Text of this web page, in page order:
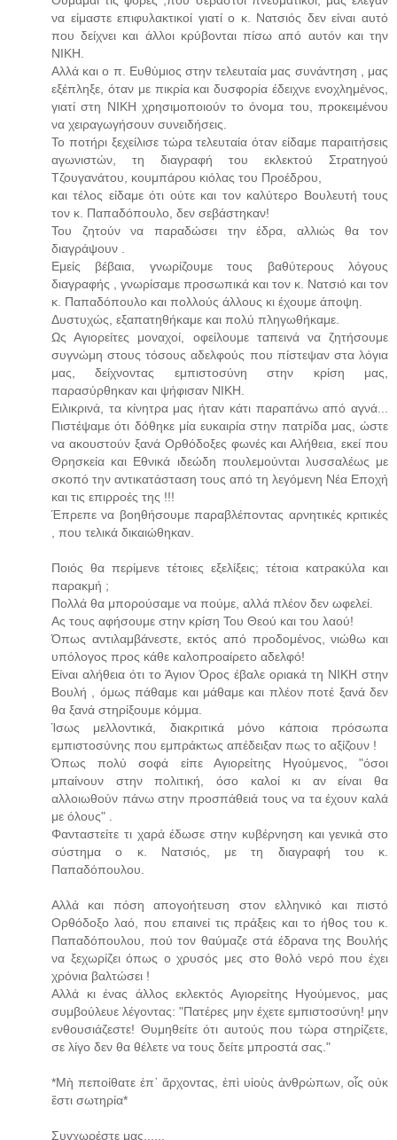
να είμαστε επιφυλακτικοί γιατί ο κ. Νατσιός δεν είναι αυτό
που δείχνει και άλλοι κρύβονται πίσω από αυτόν και την
ΝΙΚΗ.
Αλλά και ο π. Ευθύμιος στην τελευταία μας συνάντηση , μας
εξέπληξε, όταν με πικρία και δυσφορία έδειχνε ενοχλημένος,
γιατί στη ΝΙΚΗ χρησιμοποιούν το όνομα του, προκειμένου
να χειραγωγήσουν συνειδήσεις.
Το ποτήρι ξεχείλισε τώρα τελευταία όταν είδαμε παραιτήσεις
αγωνιστών, τη διαγραφή του εκλεκτού Στρατηγού
Τζουγανάτου, κουμπάρου κιόλας του Προέδρου,
και τέλος είδαμε ότι ούτε και τον καλύτερο Βουλευτή τους
τον κ. Παπαδόπουλο, δεν σεβάστηκαν!
Του ζητούν να παραδώσει την έδρα, αλλιώς θα τον
διαγράψουν .
Εμείς βέβαια, γνωρίζουμε τους βαθύτερους λόγους
διαγραφής , γνωρίσαμε προσωπικά και τον κ. Νατσιό και τον
κ. Παπαδόπουλο και πολλούς άλλους κι έχουμε άποψη.
Δυστυχώς, εξαπατηθήκαμε και πολύ πληγωθήκαμε.
Ως Αγιορείτες μοναχοί, οφείλουμε ταπεινά να ζητήσουμε
συγνώμη στους τόσους αδελφούς που πίστεψαν στα λόγια
μας, δείχνοντας εμπιστοσύνη στην κρίση μας,
παρασύρθηκαν και ψήφισαν ΝΙΚΗ.
Ειλικρινά, τα κίνητρα μας ήταν κάτι παραπάνω από αγνά...
Πιστέψαμε ότι δόθηκε μία ευκαιρία στην πατρίδα μας, ώστε
να ακουστούν ξανά Ορθόδοξες φωνές και Αλήθεια, εκεί που
Θρησκεία και Εθνικά ιδεώδη πουλεμούνται λυσσαλέως με
σκοπό την αντικατάσταση τους από τη λεγόμενη Νέα Εποχή
και τις επιρροές της !!!
Έπρεπε να βοηθήσουμε παραβλέποντας αρνητικές κριτικές
, που τελικά δικαιώθηκαν.
Ποιός θα περίμενε τέτοιες εξελίξεις; τέτοια κατρακύλα και
παρακμή ;
Πολλά θα μπορούσαμε να πούμε, αλλά πλέον δεν ωφελεί.
Ας τους αφήσουμε στην κρίση Του Θεού και του λαού!
Όπως αντιλαμβάνεστε, εκτός από προδομένος, νιώθω και
υπόλογος προς κάθε καλοπροαίρετο αδελφό!
Είναι αλήθεια ότι το Άγιον Όρος έβαλε οριακά τη ΝΙΚΗ στην
Βουλή , όμως πάθαμε και μάθαμε και πλέον ποτέ ξανά δεν
θα ξανά στηρίξουμε κόμμα.
Ίσως μελλοντικά, διακριτικά μόνο κάποια πρόσωπα
εμπιστοσύνης που εμπράκτως απέδειξαν πως το αξίζουν !
Όπως πολύ σοφά είπε Αγιορείτης Ηγούμενος, "όσοι
μπαίνουν στην πολιτική, όσο καλοί κι αν είναι θα
αλλοιωθούν πάνω στην προσπάθειά τους να τα έχουν καλά
με όλους" .
Φανταστείτε τι χαρά έδωσε στην κυβέρνηση και γενικά στο
σύστημα ο κ. Νατσιός, με τη διαγραφή του κ.
Παπαδόπουλου.
Αλλά και πόση απογοήτευση στον ελληνικό και πιστό
Ορθόδοξο λαό, που επαινεί τις πράξεις και το ήθος του κ.
Παπαδόπουλου, πού τον θαύμαζε στά έδρανα της Βουλής
να ξεχωρίζει όπως ο χρυσός μες στο θολό νερό που έχει
χρόνια βαλτώσει !
Αλλά κι ένας άλλος εκλεκτός Αγιορείτης Ηγούμενος, μας
συμβούλευε λέγοντας: "Πατέρες μην έχετε εμπιστοσύνη! μην
ενθουσιάζεστε! Θυμηθείτε ότι αυτούς που τώρα στηρίζετε,
σε λίγο δεν θα θέλετε να τους δείτε μπροστά σας."
*Μὴ πεποίθατε ἐπ᾿ ἄρχοντας, ἐπὶ υἱοὺς ἀνθρώπων, οἷς οὐκ
ἔστι σωτηρία*
Συγχωρέστε μας......